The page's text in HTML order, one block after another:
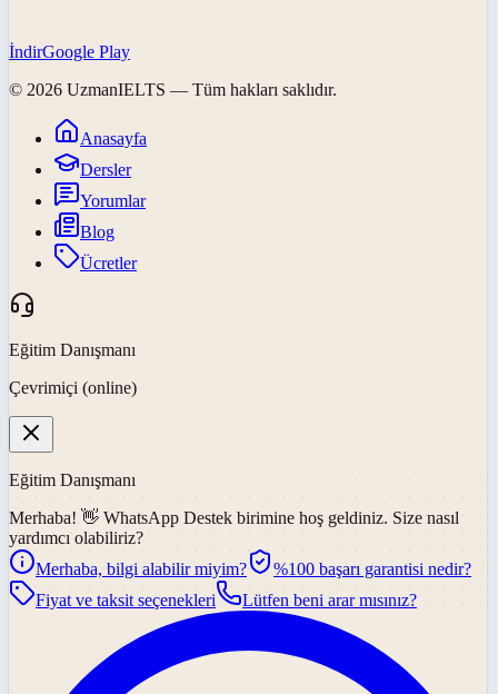
İndirGoogle Play
© 2026 UzmanIELTS — Tüm hakları saklıdır.
Anasayfa
Dersler
Yorumlar
Blog
Ücretler
Eğitim Danışmanı
Çevrimiçi (online)
Eğitim Danışmanı
Merhaba! 👋 WhatsApp Destek birimine hoş geldiniz. Size nasıl
yardımcı olabiliriz?
Merhaba, bilgi alabilir miyim?
%100 başarı garantisi nedir?
Fiyat ve taksit seçenekleri
Lütfen beni arar mısınız?